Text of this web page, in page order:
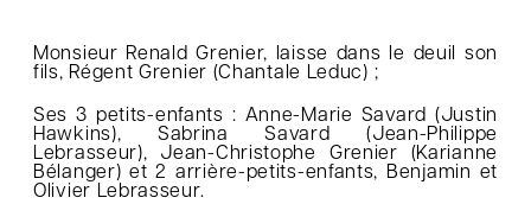
Monsieur Renald Grenier, laisse dans le deuil son
fils, Régent Grenier (Chantale Leduc) ;
Ses 3 petits-enfants : Anne-Marie Savard (Justin
Hawkins), Sabrina Savard (Jean-Philippe
Lebrasseur), Jean-Christophe Grenier (Karianne
Bélanger) et 2 arrière-petits-enfants, Benjamin et
Olivier Lebrasseur.